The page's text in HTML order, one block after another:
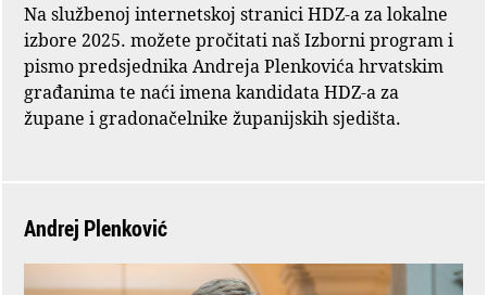
Na službenoj internetskoj stranici HDZ-a za lokalne
izbore 2025. možete pročitati naš Izborni program i
pismo predsjednika Andreja Plenkovića hrvatskim
građanima te naći imena kandidata HDZ-a za
župane i gradonačelnike županijskih sjedišta.
Andrej Plenković